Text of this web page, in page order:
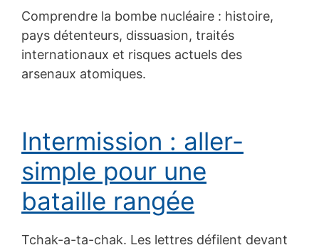
Comprendre la bombe nucléaire : histoire,
pays détenteurs, dissuasion, traités
internationaux et risques actuels des
arsenaux atomiques.
Intermission : aller-
simple pour une
bataille rangée
Tchak-a-ta-chak. Les lettres défilent devant